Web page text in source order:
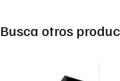
Busca otros